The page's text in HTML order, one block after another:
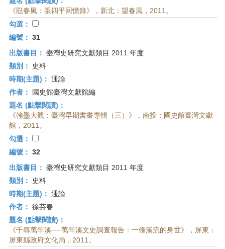
《屘春風：張四平回憶錄》，新北：望春風，2011。
勾選：
編號： 31
出版書目： 臺灣史研究文獻類目 2011 年度
類別：
史料
時期(主題)： 通論
作者：
國史館臺灣文獻館編
題名 (點擊閱讀)：
《翰墨大觀：臺灣早期書畫專輯（三）》，南投：國史館臺灣文獻
館，2011。
勾選：
編號： 32
出版書目： 臺灣史研究文獻類目 2011 年度
類別：
史料
時期(主題)： 通論
作者： 徐芬春
題名 (點擊閱讀)：
《千尋萬年溪──萬年溪文史調查報告：一條溪流的身世》，屏東：
屏東縣政府文化局，2011。